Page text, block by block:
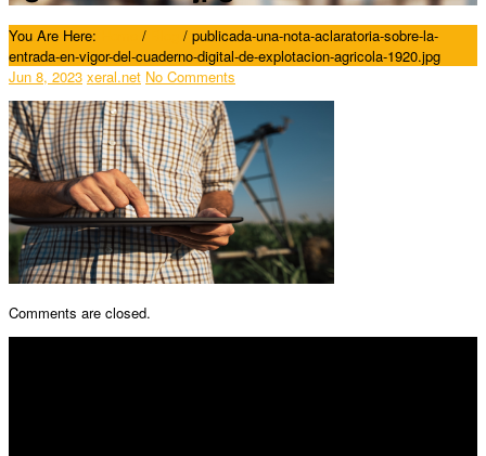
You Are Here: / / publicada-una-nota-aclaratoria-sobre-la-
entrada-en-vigor-del-cuaderno-digital-de-explotacion-agricola-1920.jpg
Jun 8, 2023 xeral.net No Comments
Comments are closed.